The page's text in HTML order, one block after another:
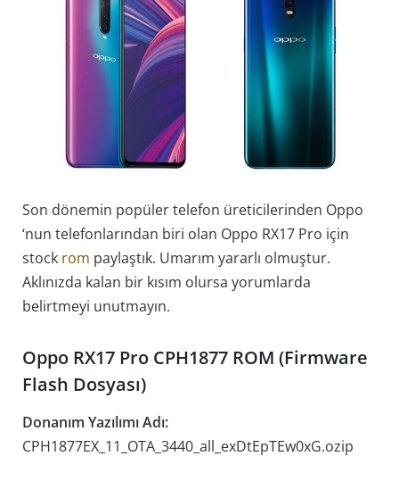
Son dönemin popüler telefon üreticilerinden Oppo
‘nun telefonlarından biri olan Oppo RX17 Pro için
stock rom paylaştık. Umarım yararlı olmuştur.
Aklınızda kalan bir kısım olursa yorumlarda
belirtmeyi unutmayın.
Oppo RX17 Pro CPH1877 ROM (Firmware
Flash Dosyası)
Donanım Yazılımı Adı:
CPH1877EX_11_OTA_3440_all_exDtEpTEw0xG.ozip